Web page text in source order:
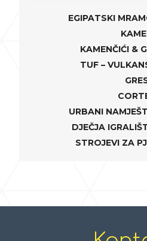
EGIPATSKI
KAMENČIĆI &
TUF –
URBANI
DJEČJA
STROJEVI ZA